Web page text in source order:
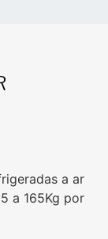
a ar
a 165Kg por